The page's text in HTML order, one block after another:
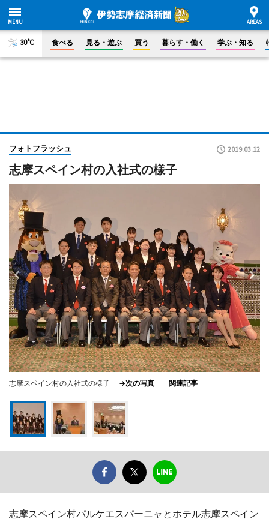
30°C 食べる 見る・遊ぶ 買う 暮らす・働く 学ぶ・知る
フォトフラッシュ 2019.03.12
志摩スペイン村の入社式の様子
志摩スペイン村の入社式の様子 →次の写真 関連記事
志摩スペイン村パルケエスパーニャとホテル志摩スペイン